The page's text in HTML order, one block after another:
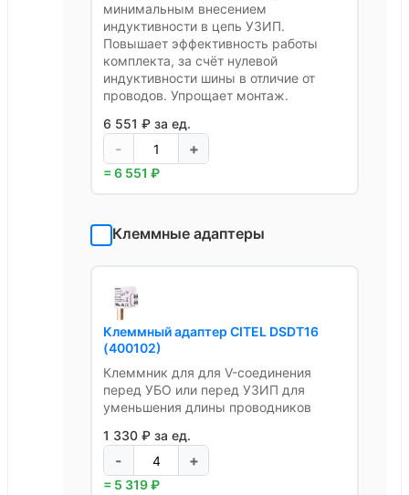
минимальным внесением
индуктивности в цепь УЗИП.
Повышает эффективность работы
комплекта, за счёт нулевой
индуктивности шины в отличие от
проводов. Упрощает монтаж.
6 551 ₽ за ед.
- +
= 6 551 ₽
Клеммные адаптеры
Клеммный адаптер CITEL DSDT16
(400102)
Клеммник для для V-соединения
перед УБО или перед УЗИП для
уменьшения длины проводников
1 330 ₽ за ед.
- +
= 5 319 ₽